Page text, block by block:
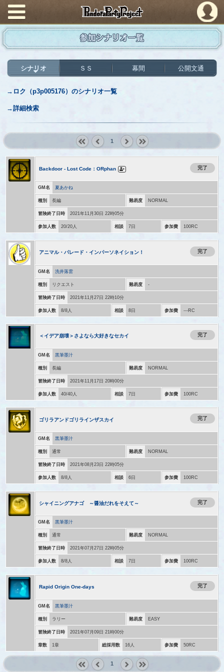
PandoraPartyProject
参加シナリオ一覧
シナリオ ＳＳ 幕間 公開文通
→ロク（p3p005176）のシナリオ一覧
→詳細検索
1
Backdoor - Lost Code：ORphan 完了
GM名 夏あかね
種別 長編 難易度 NORMAL
冒険終了日時 2021年11月30日 22時05分
参加人数 20/20人 相談 7日 参加費 100RC
アニマル・パレード・インパーソネイション！ 完了
GM名 洗井落雲
種別 リクエスト 難易度 -
冒険終了日時 2021年11月27日 22時10分
参加人数 8/8人 相談 8日 参加費 ---RC
＜イデア崩壊＞さよなら大好きなセカイ 完了
GM名 黒筆墨汁
種別 長編 難易度 NORMAL
冒険終了日時 2021年11月17日 20時00分
参加人数 40/40人 相談 7日 参加費 100RC
ゴリラアンドゴリラインザスカイ 完了
GM名 黒筆墨汁
種別 通常 難易度 NORMAL
冒険終了日時 2021年08月23日 22時05分
参加人数 8/8人 相談 6日 参加費 100RC
シャイニングアナゴ ～醤油だれをそえて～ 完了
GM名 黒筆墨汁
種別 通常 難易度 NORMAL
冒険終了日時 2021年07月27日 22時05分
参加人数 8/8人 相談 7日 参加費 100RC
Rapid Origin One-days 完了
GM名 黒筆墨汁
種別 ラリー 難易度 EASY
冒険終了日時 2021年07月09日 21時00分
章数 1章 総採用数 16人 参加費 50RC
1